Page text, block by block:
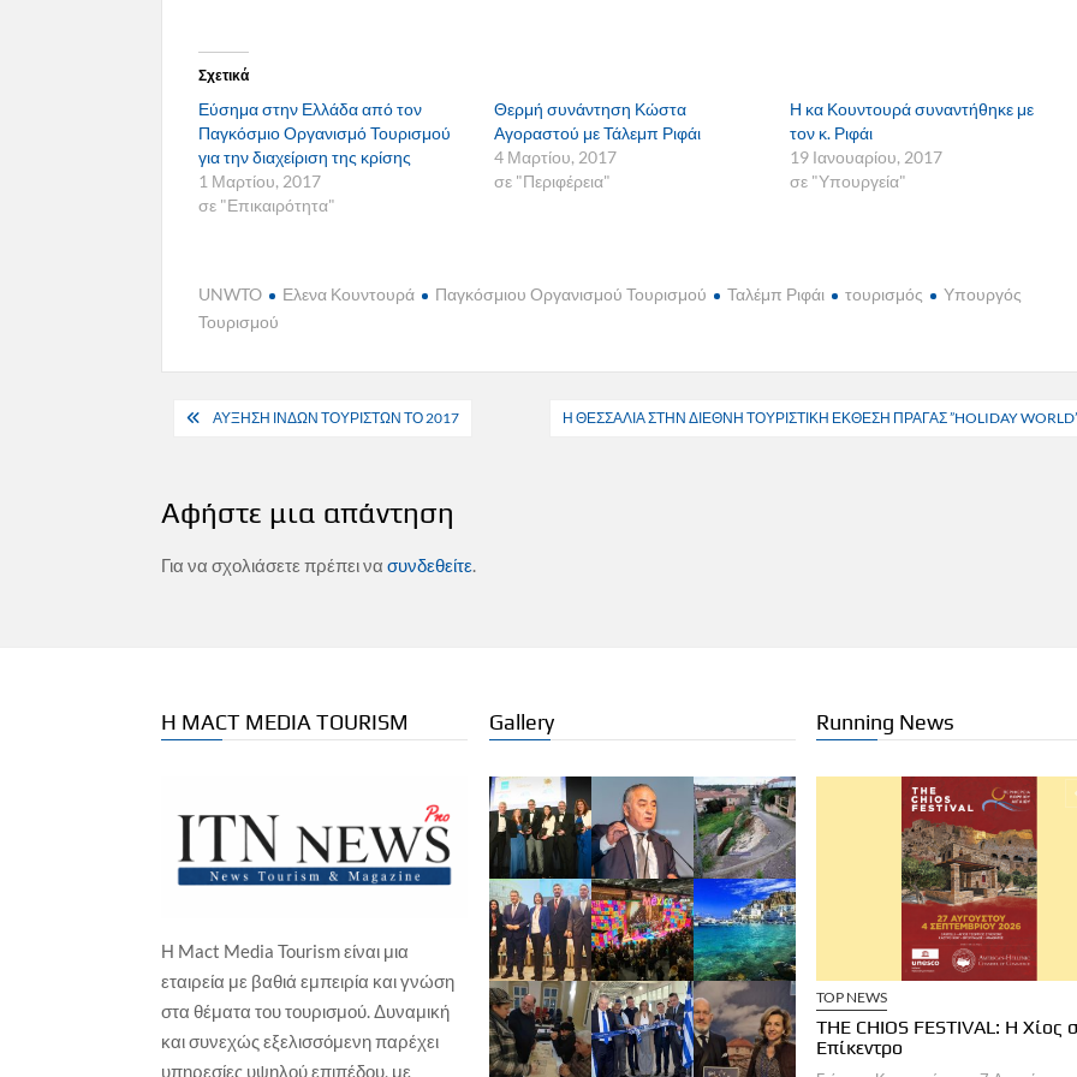
Σχετικά
Εύσημα στην Ελλάδα από τον
Παγκόσμιο Οργανισμό Τουρισμού
για την διαχείριση της κρίσης
1 Μαρτίου, 2017
σε "Επικαιρότητα"
Θερμή συνάντηση Κώστα
Αγοραστού με Τάλεμπ Ριφάι
4 Μαρτίου, 2017
σε "Περιφέρεια"
Η κα Κουντουρά συναντήθηκε με
τον κ. Ριφάι
19 Ιανουαρίου, 2017
σε "Υπουργεία"
UNWTO Ελενα Κουντουρά Παγκόσμιου Οργανισμού Τουρισμού Ταλέμπ Ριφάι τουρισμός
Υπουργός
Τουρισμού
Πλοήγηση
ΑΥΞΗΣΗ ΙΝΔΩΝ ΤΟΥΡΙΣΤΩΝ ΤΟ 2017 Η ΘΕΣΣΑΛΙΑ ΣΤΗΝ ΔΙΕΘΝΗ ΤΟΥΡΙΣΤΙΚΗ ΕΚΘΕΣΗ ΠΡΑΓΑΣ ”HOLIDAY
Αφήστε μια απάντηση
Για να σχολιάσετε πρέπει νασυνδεθείτε.
Η MACT MEDIA TOURISM
Η Mact Media Tourism είναι μια
εταιρεία με βαθιά εμπειρία και γνώση
στα θέματα του τουρισμού. Δυναμική
και συνεχώς εξελισσόμενη παρέχει
υπηρεσίες υψηλού επιπέδου, με
Gallery Running News
ΕΠΙΧΕΙΡΗΣΕΙΣ ΞΕΝΟΔΟΧΕΙΑ
Wyndham Hotels & Resorts – Νέο
TRYP by Wyndham στη Χάγη, σε
ιστορικό παραθαλάσσιο
ξενοδοχείο
ΕΠΙΧΕΙΡΗΣΕΙΣ ΞΕΝΟΔΟΧΕΙΑ
Isla Brown Corinthia: Αποδράσεις &
Γαστρονομία
TOP NEWS
THE CHIOS FESTIVAL: Η Χίος
Επίκεντρο